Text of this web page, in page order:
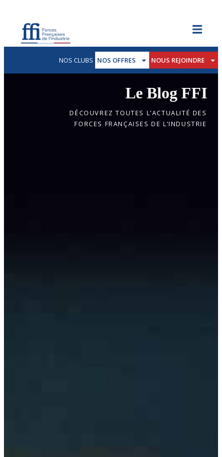
NOS CLUBS NOS OFFRES NOUS REJOINDRE
Le Blog FFI
DÉCOUVREZ TOUTES L’ACTUALITÉ DES
FORCES FRANÇAISES DE L’INDUSTRIE